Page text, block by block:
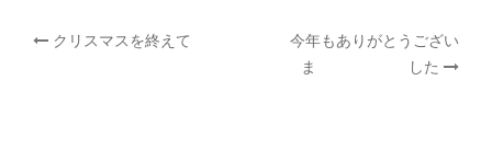
投クリスマスを終えて
今年もありがとうござい
ま した